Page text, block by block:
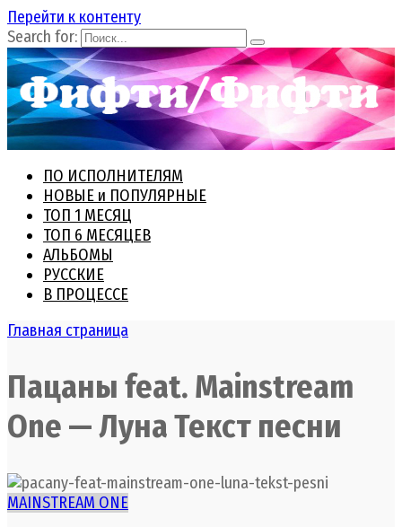
Перейти к контенту
Search for:
ПО ИСПОЛНИТЕЛЯМ
НОВЫЕ и ПОПУЛЯРНЫЕ
ТОП 1 МЕСЯЦ
ТОП 6 МЕСЯЦЕВ
АЛЬБОМЫ
РУССКИЕ
В ПРОЦЕССЕ
Главная страница
Пацаны feat. Mainstream
One — Луна Текст песни
MAINSTREAM ONE